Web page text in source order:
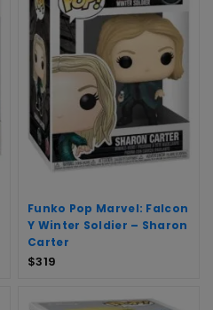
Funko Pop Marvel: Falcon
Y Winter Soldier – Sharon
Carter
$319